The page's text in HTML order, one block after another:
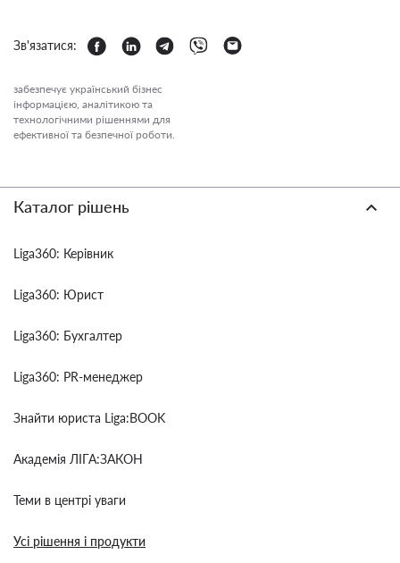
Зв'язатися:
забезпечує український бізнес
інформацією, аналітикою та
технологічними рішеннями для
ефективної та безпечної роботи.
Каталог рішень
Liga360: Керівник
Liga360: Юрист
Liga360: Бухгалтер
Liga360: PR-менеджер
Знайти юриста Liga:BOOK
Академія ЛІГА:ЗАКОН
Теми в центрі уваги
Усі рішення і продукти